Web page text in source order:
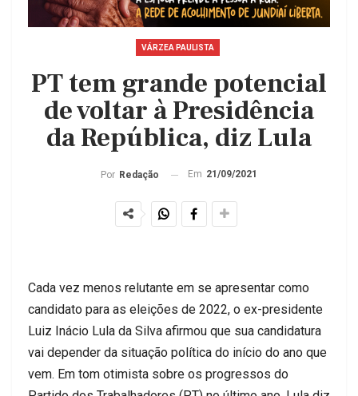
VÁRZEA PAULISTA
PT tem grande potencial
de voltar à Presidência
da República, diz Lula
Por Redação Em 21/09/2021
Cada vez menos relutante em se apresentar como
candidato para as eleições de 2022, o ex-presidente
Luiz Inácio Lula da Silva afirmou que sua candidatura
vai depender da situação política do início do ano que
vem. Em tom otimista sobre os progressos do